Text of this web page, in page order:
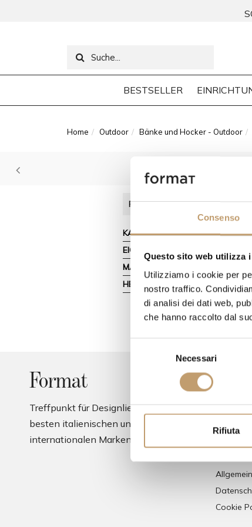
Consenso
Questo sito web utilizza
Utilizziamo i cookie per
nostro traffico.
di analisi dei dati web,
che hanno raccolto dal
o
n
e
Necessari
Rifiuta
BESTSELLER
Home Outdoor Bänke und Hocker - Outdoor
Holen Sie
FILTERN NACH
KATEGORIEN
EIGENSCHAFTEN
MATERIALIEN
HERSTELLER
Format
Treffpunkt für Designliebhaber und die
besten italienischen und
internationalen Marken
Wer
Kontakt
Cookie